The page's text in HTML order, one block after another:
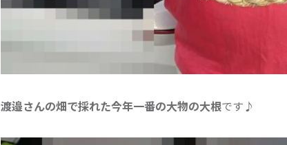
渡邉さんの畑で採れた今年一番の大物の大根です♪